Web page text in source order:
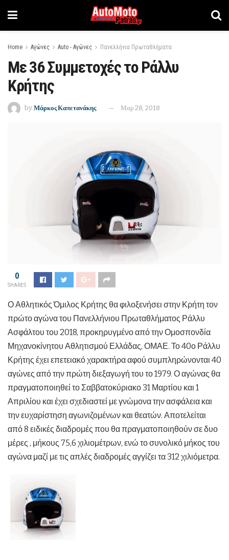
Home Αγώνες Auto - Αγώνες Πανελλήνια Πρωταθλήματα
Με 36 Συμμετοχές το Ράλλυ
Κρήτης
by Μάρκος Καπετανάκης Μαρ 28, 2018
0
SHARES
Ο Αθλητικός Όμιλος Κρήτης θα φιλοξενήσει στην Κρήτη τον
πρώτο αγώνα του Πανελλήνιου Πρωταθλήματος Ράλλυ
Ασφάλτου του 2018, προκηρυγμένο από την Ομοσπονδία
Μηχανοκίνητου Αθλητισμού Ελλάδας, ΟΜΑΕ. Το 40ο Ράλλυ
Κρήτης έχει επετειακό χαρακτήρα αφού συμπληρώνονται 40
αγώνες από την πρώτη διεξαγωγή του το 1979. Ο αγώνας θα
πραγματοποιηθεί το Σαββατοκύριακο 31 Μαρτίου και 1
Απριλίου και έχει σχεδιαστεί με γνώμονα την ασφάλεια και
την ευχαρίστηση αγωνιζομένων και θεατών. Αποτελείται
από 8 ειδικές διαδρομές που θα πραγματοποιηθούν σε δυο
μέρες , μήκους 75,6 χιλιομέτρων, ενώ το συνολικό μήκος του
αγώνα μαζί με τις απλές διαδρομές αγγίζει τα 312 χιλιόμετρα.